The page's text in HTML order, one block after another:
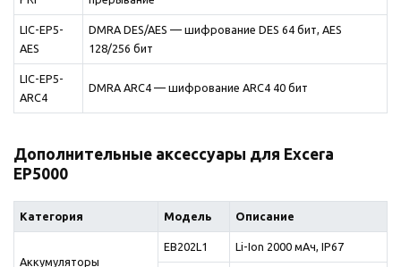
LIC-EP5-
AES
DMRA DES/AES — шифрование DES 64 бит, AES
128/256 бит
LIC-EP5-
ARC4
DMRA ARC4 — шифрование ARC4 40 бит
Дополнительные аксессуары для Excera
EP5000
Категория Модель Описание
Аккумуляторы
EB202L1 Li-Ion 2000 мАч, IP67